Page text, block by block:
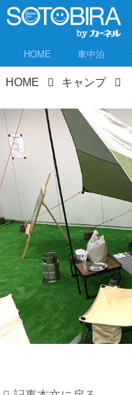
HOME 車中泊
HOME キャンプ